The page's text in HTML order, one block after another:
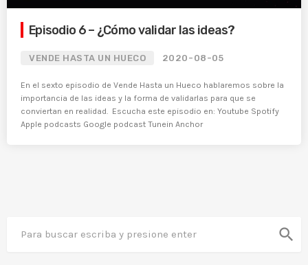
Episodio 6 – ¿Cómo validar las ideas?
VENDE HASTA UN HUECO 2020-08-05
En el sexto episodio de Vende Hasta un Hueco hablaremos sobre la
importancia de las ideas y la forma de validarlas para que se
conviertan en realidad. Escucha este episodio en: Youtube Spotify
Apple podcasts Google podcast Tunein Anchor
search